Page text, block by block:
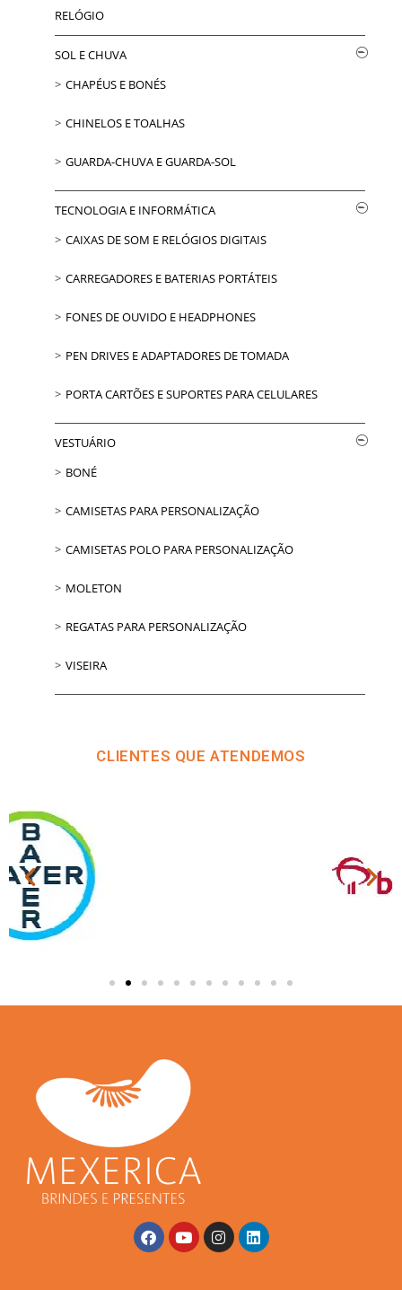
RELÓGIO
SOL E CHUVA
CHAPÉUS E BONÉS
CHINELOS E TOALHAS
GUARDA-CHUVA E GUARDA-SOL
TECNOLOGIA E INFORMÁTICA
CAIXAS DE SOM E RELÓGIOS DIGITAIS
CARREGADORES E BATERIAS PORTÁTEIS
FONES DE OUVIDO E HEADPHONES
PEN DRIVES E ADAPTADORES DE TOMADA
PORTA CARTÕES E SUPORTES PARA CELULARES
VESTUÁRIO
BONÉ
CAMISETAS PARA PERSONALIZAÇÃO
CAMISETAS POLO PARA PERSONALIZAÇÃO
MOLETON
REGATAS PARA PERSONALIZAÇÃO
VISEIRA
CLIENTES QUE ATENDEMOS